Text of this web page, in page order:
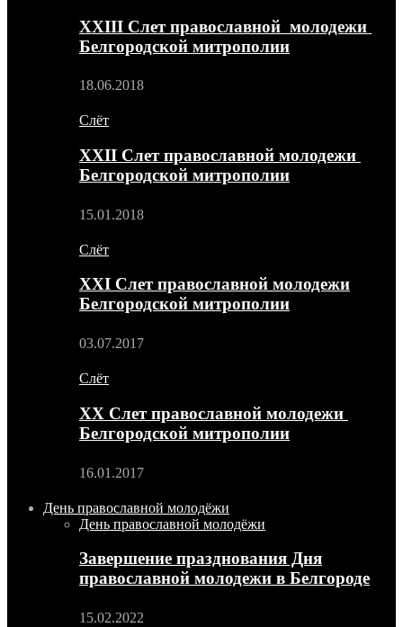
XXIII Слет православной молодежи
Белгородской митрополии
18.06.2018
Слёт
XXII Слет православной молодежи
Белгородской митрополии
15.01.2018
Слёт
XXI Слет православной молодежи
Белгородской митрополии
03.07.2017
Слёт
XX Слет православной молодежи
Белгородской митрополии
16.01.2017
День православной молодёжи
День православной молодёжи
Завершение празднования Дня
православной молодежи в Белгороде
15.02.2022